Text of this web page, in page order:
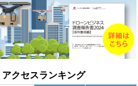
アクセスランキング